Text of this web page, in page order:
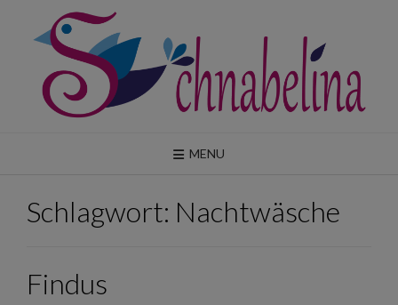
content
MENU
Schlagwort: Nachtwäsche
Findus